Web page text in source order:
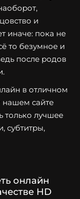
и
иначе: пока не
то безумное и
после родов
в отличном
нашем сайте
только лучшее
субтитры,
онлайн
HD